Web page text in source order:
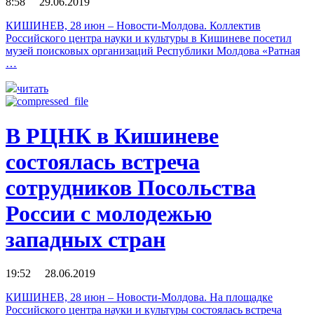
КИШИНЕВ, 28 июн – Новости-Молдова. Коллектив
Российского центра науки и культуры в Кишиневе посетил
музей поисковых организаций Республики Молдова «Ратная
…
читать
В РЦНК в Кишиневе
состоялась встреча
сотрудников Посольства
России с молодежью
западных стран
19:52 28.06.2019
КИШИНЕВ, 28 июн – Новости-Молдова. На площадке
Российского центра науки и культуры состоялась встреча